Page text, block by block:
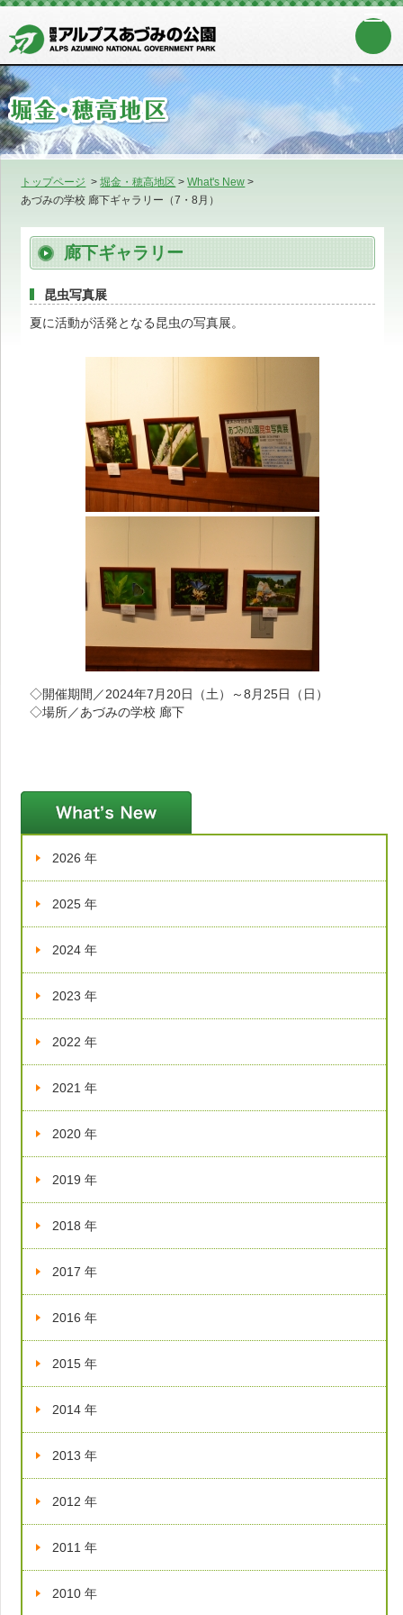
トップページ > 堀金・穂高地区 > What's New >
あづみの学校 廊下ギャラリー（7・8月）
廊下ギャラリー
昆虫写真展
夏に活動が活発となる昆虫の写真展。
◇開催期間／2024年7月20日（土）～8月25日（日）
◇場所／あづみの学校 廊下
2026 年
2025 年
2024 年
2023 年
2022 年
2021 年
2020 年
2019 年
2018 年
2017 年
2016 年
2015 年
2014 年
2013 年
2012 年
2011 年
2010 年